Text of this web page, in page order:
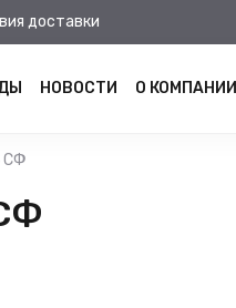
доставки
НОВОСТИ О КОМПАНИИ
СФ